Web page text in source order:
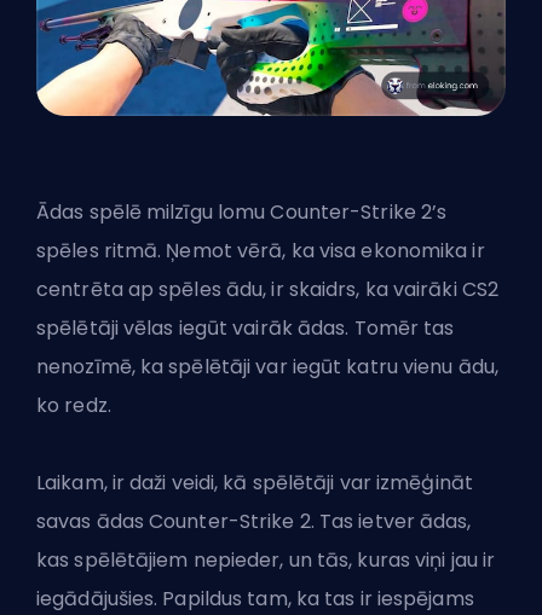
Ādas spēlē milzīgu lomu Counter-Strike 2’s
spēles ritmā. Ņemot vērā, ka visa ekonomika ir
centrēta ap spēles ādu, ir skaidrs, ka vairāki CS2
spēlētāji vēlas iegūt vairāk ādas. Tomēr tas
nenozīmē, ka spēlētāji var iegūt katru vienu ādu,
ko redz.
Laikam, ir daži veidi, kā spēlētāji var izmēģināt
savas ādas Counter-Strike 2. Tas ietver ādas,
kas spēlētājiem nepieder, un tās, kuras viņi jau ir
iegādājušies. Papildus tam, ka tas ir iespējams